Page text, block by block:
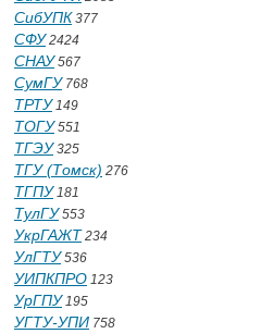
СибУПК 377
СФУ2424
СНАУ567
СумГУ768
ТРТУ149
ТОГУ551
ТГЭУ325
ТГУ (Томск) 276
ТГПУ181
ТулГУ553
УкрГАЖТ 234
УлГТУ536
УИПКПРО 123
УрГПУ195
УГТУ-УПИ 758